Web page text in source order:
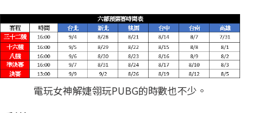
電玩女神解婕翎玩PUBG的時數也不少。